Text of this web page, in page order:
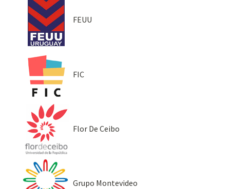
FEUU
FIC
Flor De Ceibo
Grupo Montevideo